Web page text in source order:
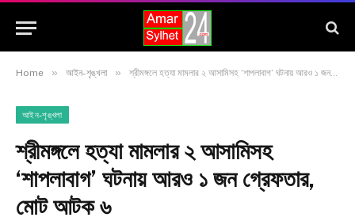
Home » আইন-শৃঙ্খলা » শ্রীমঙ্গলে হত্যা মামলার ২ আসামিসহ ‘শাপলাবাগ’ ঘটনায় আরও ১ জন গ্রেফতার, মোট আটক ৬
আইন-শৃঙ্খলা
শ্রীমঙ্গলে হত্যা মামলার ২ আসামিসহ
‘শাপলাবাগ’ ঘটনায় আরও ১ জন গ্রেফতার,
মোট আটক ৬